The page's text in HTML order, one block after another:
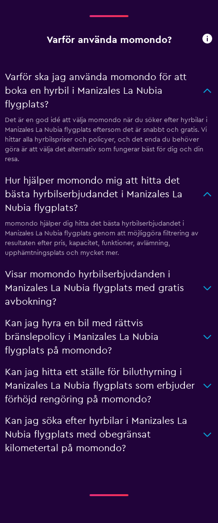
Varför använda momondo?
Varför ska jag använda momondo för att
boka en hyrbil i Manizales La Nubia
flygplats?
Det är en god idé att välja momondo när du söker efter hyrbilar i
Manizales La Nubia flygplats eftersom det är snabbt och gratis. Vi
hittar alla hyrbilspriser och policyer, och det enda du behöver
göra är att välja det alternativ som fungerar bäst för dig och din
resa.
Hur hjälper momondo mig att hitta det
bästa hyrbilserbjudandet i Manizales La
Nubia flygplats?
momondo hjälper dig hitta det bästa hyrbilserbjudandet i
Manizales La Nubia flygplats genom att möjliggöra filtrering av
resultaten efter pris, kapacitet, funktioner, avlämning,
upphämtningsplats och mycket mer.
Visar momondo hyrbilserbjudanden i
Manizales La Nubia flygplats med gratis
avbokning?
Kan jag hyra en bil med rättvis
bränslepolicy i Manizales La Nubia
flygplats på momondo?
Kan jag hitta ett ställe för biluthyrning i
Manizales La Nubia flygplats som erbjuder
förhöjd rengöring på momondo?
Kan jag söka efter hyrbilar i Manizales La
Nubia flygplats med obegränsat
kilometertal på momondo?